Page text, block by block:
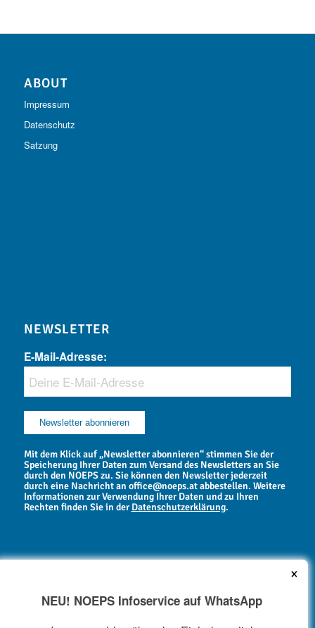
ABOUT
Impressum
Datenschutz
Satzung
NEWSLETTER
E-Mail-Adresse:
Mit dem Klick auf „Newsletter abonnieren“ stimmen Sie der
Speicherung Ihrer Daten zum Versand des Newsletters an Sie
durch den NOEPS zu. Sie können den Newsletter jederzeit
durch eine Nachricht an office@noeps.at abbestellen. Weitere
Informationen zur Verwendung Ihrer Daten und zu Ihren
Rechten finden Sie in derDatenschutzerklärung.
NEWSARCHIV
×
NEU! NOEPS Infoservice auf WhatsApp